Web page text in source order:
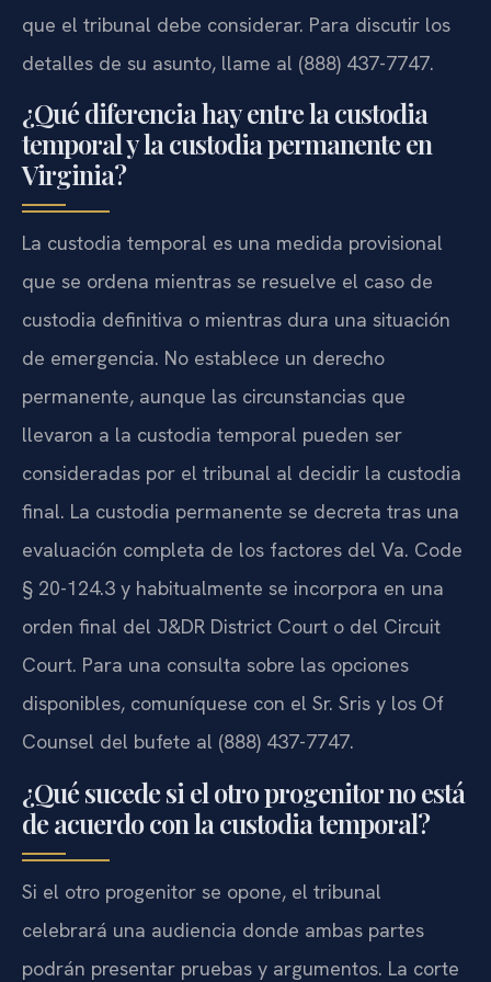
que el tribunal debe considerar. Para discutir los
detalles de su asunto, llame al (888) 437-7747.
¿Qué diferencia hay entre la custodia
temporal y la custodia permanente en
Virginia?
La custodia temporal es una medida provisional
que se ordena mientras se resuelve el caso de
custodia definitiva o mientras dura una situación
de emergencia. No establece un derecho
permanente, aunque las circunstancias que
llevaron a la custodia temporal pueden ser
consideradas por el tribunal al decidir la custodia
final. La custodia permanente se decreta tras una
evaluación completa de los factores del Va. Code
§ 20-124.3 y habitualmente se incorpora en una
orden final del J&DR District Court o del Circuit
Court. Para una consulta sobre las opciones
disponibles, comuníquese con el Sr. Sris y los Of
Counsel del bufete al (888) 437-7747.
¿Qué sucede si el otro progenitor no está
de acuerdo con la custodia temporal?
Si el otro progenitor se opone, el tribunal
celebrará una audiencia donde ambas partes
podrán presentar pruebas y argumentos. La corte